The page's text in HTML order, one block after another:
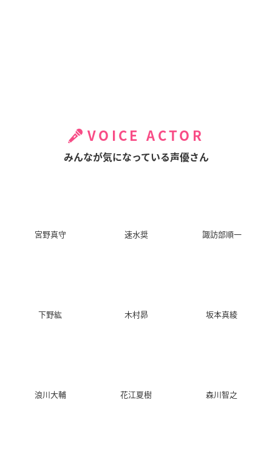
VOICE ACTOR
みんなが気になっている声優さん
宮野真守 速水奨 諏訪部順一
下野紘 木村昴 坂本真綾
浪川大輔 花江夏樹 森川智之